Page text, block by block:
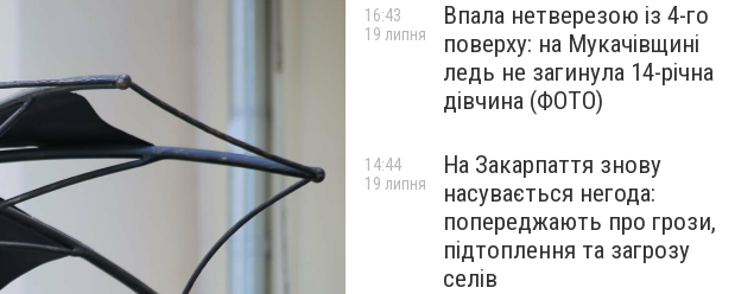
Впала нетверезою із 4-го
поверху: на Мукачівщині
ледь не загинула 14-річна
дівчина (ФОТО)
16:43
19 липня
На Закарпаття знову
насувається негода:
попереджають про грози,
підтоплення та загрозу
селів
14:44
19 липня